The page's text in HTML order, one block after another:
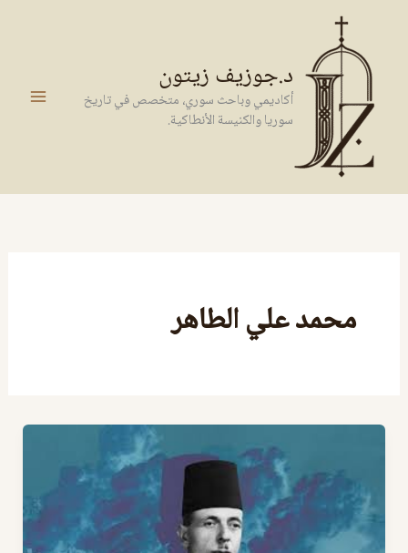
المحتوى
د.جوزيف زيتون
أكاديمي وباحث سوري، متخصص في تاريخ
سوريا والكنيسة الأنطاكية.
محمد علي الطاهر